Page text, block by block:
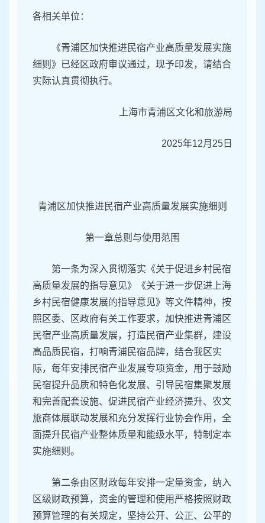
各相关单位：
《青浦区加快推进民宿产业高质量发展实施
细则》已经区政府审议通过，现予印发，请结合
实际认真贯彻执行。
上海市青浦区文化和旅游局
2025年12月25日
青浦区加快推进民宿产业高质量发展实施细则
第一章总则与使用范围
第一条为深入贯彻落实《关于促进乡村民宿
高质量发展的指导意见》《关于进一步促进上海
乡村民宿健康发展的指导意见》等文件精神，按
照区委、区政府有关工作要求，加快推进青浦区
民宿产业高质量发展，打造民宿产业集群，建设
高品质民宿，打响青浦民宿品牌，结合我区实
际，每年安排民宿产业发展专项资金，用于鼓励
民宿提升品质和特色化发展、引导民宿集聚发展
和完善配套设施、促进民宿产业经济提升、农文
旅商体展联动发展和充分发挥行业协会作用，全
面提升民宿产业整体质量和能级水平，特制定本
实施细则。
第二条由区财政每年安排一定量资金，纳入
区级财政预算，资金的管理和使用严格按照财政
预算管理的有关规定，坚持公开、公正、公平的